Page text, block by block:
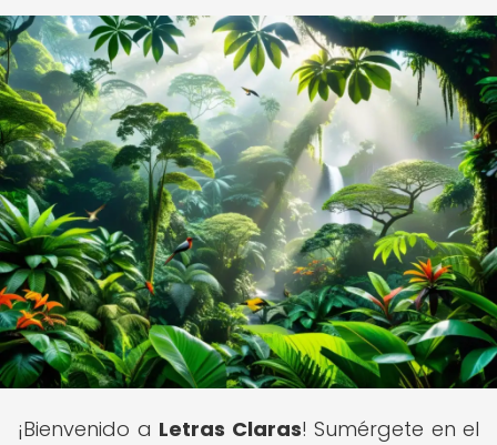
¡Bienvenido a Letras Claras! Sumérgete en el